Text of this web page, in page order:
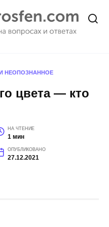
НЕОПОЗНАННОЕ
цвета — кто
НА ЧТЕНИЕ
1 мин
ОПУБЛИКОВАНО
27.12.2021